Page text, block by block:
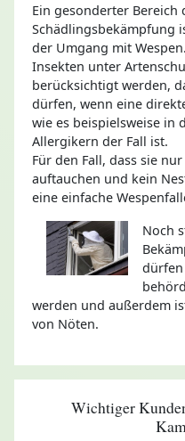
Ein gesonderter Bereich
Schädlingsbekämpfung
der Umgang mit
Insekten unter
berücksichtigt werden,
dürfen, wenn eine
wie es beispielsweise in
Allergikern der Fall ist.
Für den Fall, dass sie
auftauchen und kein
eine einfache
Noch
werden und außerdem
von Nöten.
Wichtiger